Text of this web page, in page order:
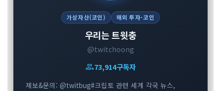
가상자산(코인) 해외 투자·코인
우리는 트윗충
@twitchoong
group73,914구독자
제보&문의: @twitbug#크립토 관련 세계 각국 뉴스,